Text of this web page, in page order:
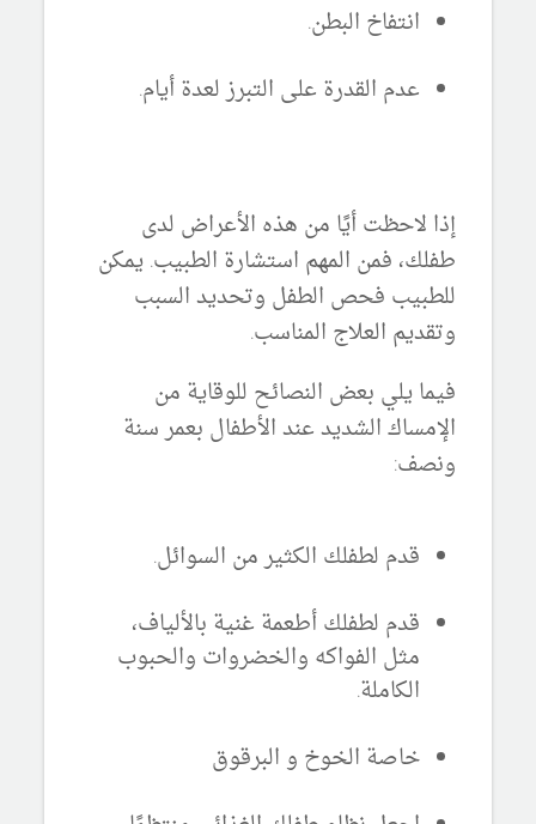
انتفاخ البطن.
عدم القدرة على التبرز لعدة أيام.
إذا لاحظت أيًا من هذه الأعراض لدى
طفلك، فمن المهم استشارة الطبيب. يمكن
للطبيب فحص الطفل وتحديد السبب
وتقديم العلاج المناسب.
فيما يلي بعض النصائح للوقاية من
الإمساك الشديد عند الأطفال بعمر سنة
ونصف:
قدم لطفلك الكثير من السوائل.
قدم لطفلك أطعمة غنية بالألياف،
مثل الفواكه والخضروات والحبوب
الكاملة.
خاصة الخوخ و البرقوق